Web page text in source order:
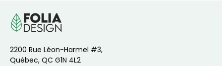
2200 Rue Léon-Harmel #3,
Québec, QC G1N 4L2